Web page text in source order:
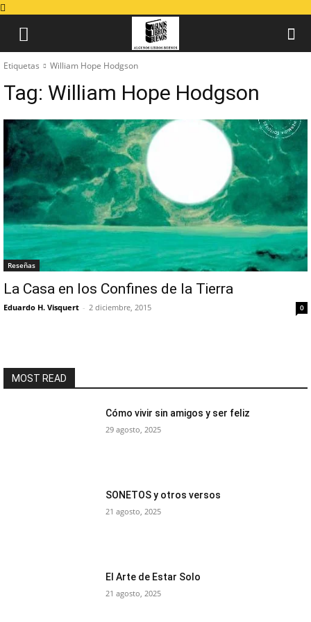
Etiquetas William Hope Hodgson
Tag: William Hope Hodgson
Reseñas
La Casa en los Confines de la Tierra
Eduardo H. Visquert - 2 diciembre, 2015 0
MOST READ
Cómo vivir sin amigos y ser feliz
29 agosto, 2025
SONETOS y otros versos
21 agosto, 2025
El Arte de Estar Solo
21 agosto, 2025